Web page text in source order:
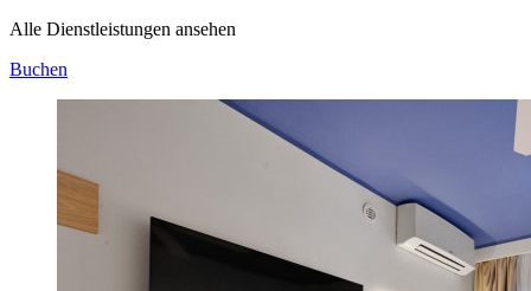
Alle Dienstleistungen ansehen
Buchen